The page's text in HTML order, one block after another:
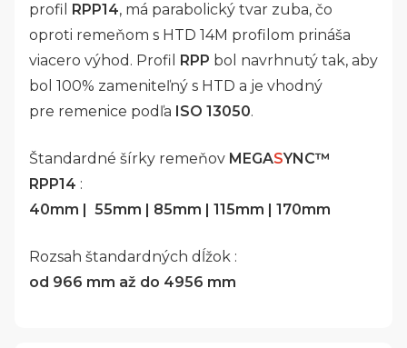
profil
RPP14, má parabolický tvar zuba, čo
oproti remeňom s HTD 14M profilom prináša
viacero výhod. Profil
RPP bol navrhnutý tak, aby
bol 100% zameniteľný s HTD a je vhodný
pre remenice podľa ISO 13050.
Štandardné šírky remeňov MEGASYNC™
RPP14 :
40mm
55mm | 85mm | 115mm | 170mm
Rozsah štandardných dĺžok :
od 966 mm až do 4956 mm